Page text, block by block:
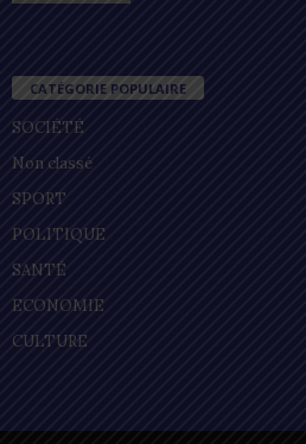
CATÉGORIE POPULAIRE
SOCIÉTÉ
Non classé
SPORT
POLITIQUE
SANTÉ
ECONOMIE
CULTURE